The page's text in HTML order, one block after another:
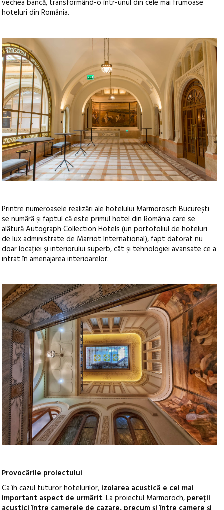
vechea bancă, transformând-o într-unul din cele mai frumoase
hoteluri din România.
Printre numeroasele realizări ale hotelului Marmorosch București
se numără şi faptul că este primul hotel din România care se
alătură Autograph Collection Hotels (un portofoliul de hoteluri
de lux administrate de Marriot International), fapt datorat nu
doar locaţiei şi interiorului superb, cât şi tehnologiei avansate ce a
intrat în amenajarea interioarelor.
Provocările proiectului
Ca în cazul tuturor hotelurilor, izolarea acustică e cel mai
important aspect de urmărit. La proiectul Marmoroch, pereţii